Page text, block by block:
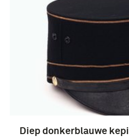
Diep donkerblauwe